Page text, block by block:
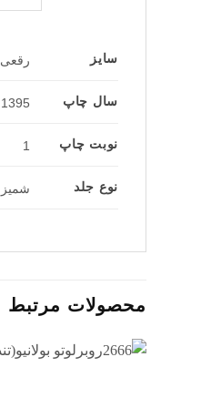
سایز رقعی
سال چاپ 1395
نوبت چاپ 1
نوع جلد شمیز
محصولات مرتبط